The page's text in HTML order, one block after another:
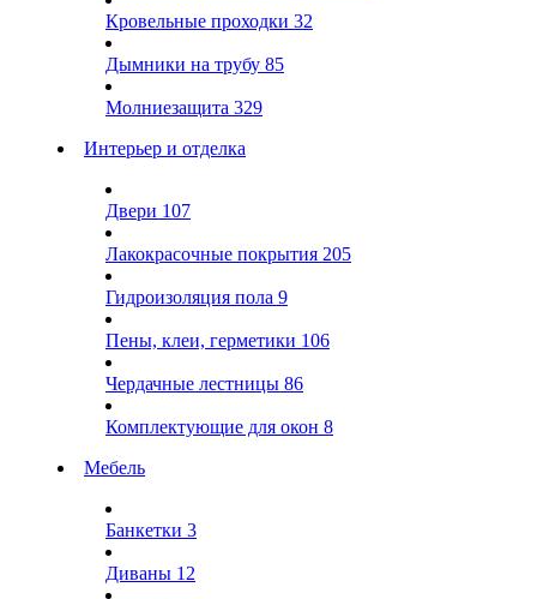
Кровельные проходки 32
Дымники на трубу 85
Молниезащита 329
Интерьер и отделка
Двери 107
Лакокрасочные покрытия 205
Гидроизоляция пола 9
Пены, клеи, герметики 106
Чердачные лестницы 86
Комплектующие для окон 8
Мебель
Банкетки 3
Диваны 12